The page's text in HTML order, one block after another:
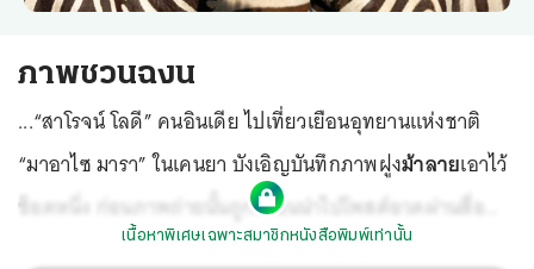
ภาพชวนฉงน
...“สาโรจน์ โลดี” คนอินเดีย ไปเที่ยวเยือนอุทยานแห่งชาติ
“มาอาไซ มารา” ในเคนยา บังเอิญบันทึกภาพฝูงม้าลายเอาไว้
ช็อตหนึ่ง ก่อนภาพถ่ายนั้นถูกเพื่อนนำไปโพสต์อวดผ่านสื่อ
สังคมออนไลน์ พร้อมตั้งคำถาม
เนื้อหาพิเศษเฉพาะสมาชิกหนังสือพิมพ์เท่านั้น